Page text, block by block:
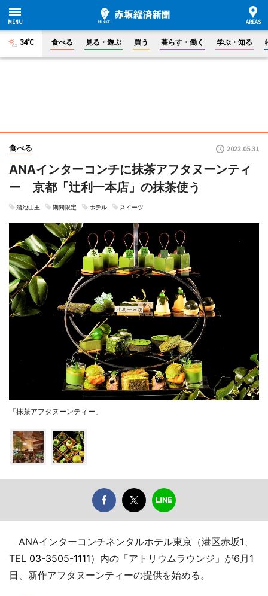
34°C 食べる 見る・遊ぶ 買う 暮らす・働く 学ぶ・知る
食べる 2022.05.31
ANAインターコンチに抹茶アフタヌーンティ
ー 京都「辻利一本店」の抹茶使う
溜池山王 期間限定 ホテル スイーツ
「抹茶アフタヌーンティー」
ANAインターコンチネンタルホテル東京（港区赤坂1、
TEL 03-3505-1111）内の「アトリウムラウンジ」が6月1
日、新作アフタヌーンティーの提供を始める。